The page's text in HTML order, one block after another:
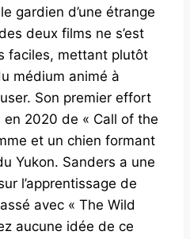
gardien d’une étrange
deux films ne s’est
faciles, mettant plutôt
médium animé à
Son premier effort
en 2020 de « Call of the
et un chien formant
Yukon. Sanders a une
l’apprentissage de
avec « The Wild
aucune idée de ce